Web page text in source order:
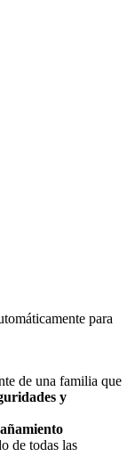
para
de una familia que
y
de todas las